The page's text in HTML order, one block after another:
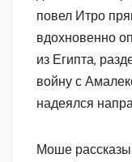
повел Итро
вдохновенно
из Египта,
войну с
надеялся
Моше